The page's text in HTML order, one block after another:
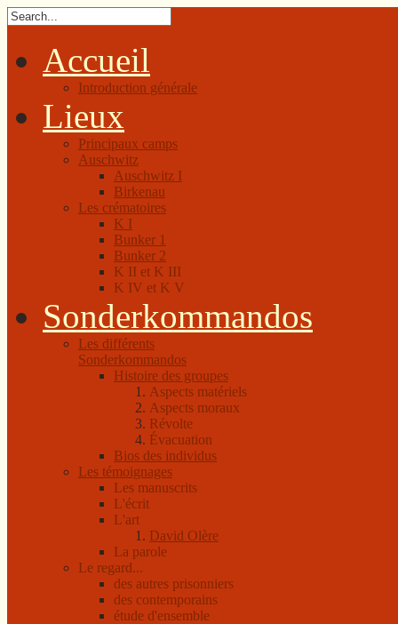
Accueil
Introduction générale
Lieux
Principaux camps
Auschwitz
Auschwitz I
Birkenau
Les crématoires
K I
Bunker 1
Bunker 2
K II et K III
K IV et K V
Sonderkommandos
Les différents
Sonderkommandos
Histoire des groupes
Aspects matériels
Aspects moraux
Révolte
Évacuation
Bios des individus
Les témoignages
Les manuscrits
L'écrit
L'art
David Olère
La parole
Le regard...
des autres prisonniers
des contemporains
étude d'ensemble